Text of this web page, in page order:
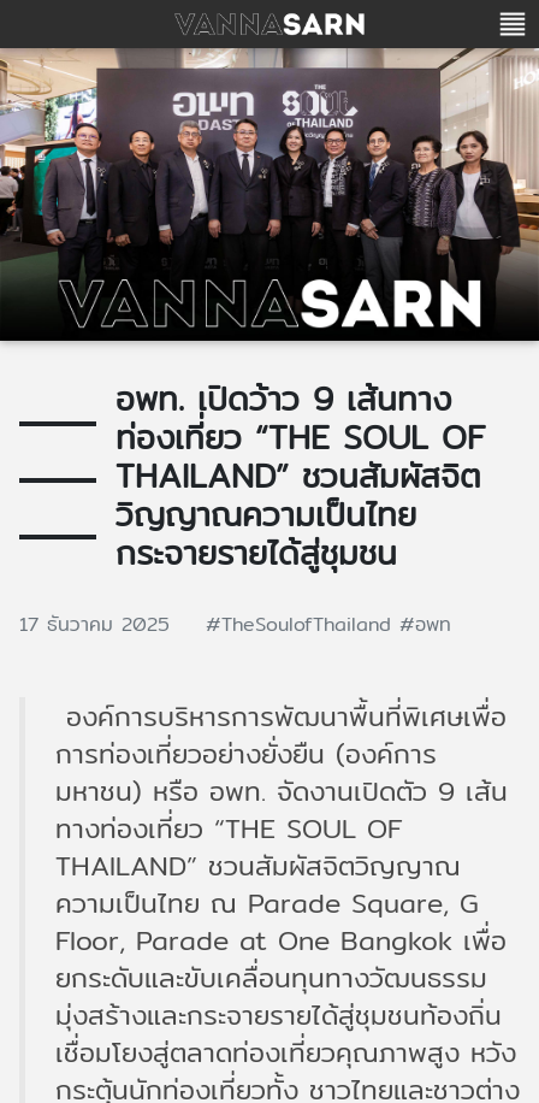
อพท. เปิดว้าว 9 เส้นทาง
ท่องเที่ยว “THE SOUL OF
THAILAND” ชวนสัมผัสจิต
วิญญาณความเป็นไทย
กระจายรายได้สู่ชุมชน
17 ธันวาคม 2025 #TheSoulofThailand #อพท
องค์การบริหารการพัฒนาพื้นที่พิเศษเพื่อ
การท่องเที่ยวอย่างยั่งยืน (องค์การ
มหาชน) หรือ อพท. จัดงานเปิดตัว 9 เส้น
ทางท่องเที่ยว “THE SOUL OF
THAILAND” ชวนสัมผัสจิตวิญญาณ
ความเป็นไทย ณ Parade Square, G
Floor, Parade at One Bangkok เพื่อ
ยกระดับและขับเคลื่อนทุนทางวัฒนธรรม
มุ่งสร้างและกระจายรายได้สู่ชุมชนท้องถิ่น
เชื่อมโยงสู่ตลาดท่องเที่ยวคุณภาพสูง หวัง
กระตุ้นนักท่องเที่ยวทั้ง ชาวไทยและชาวต่าง